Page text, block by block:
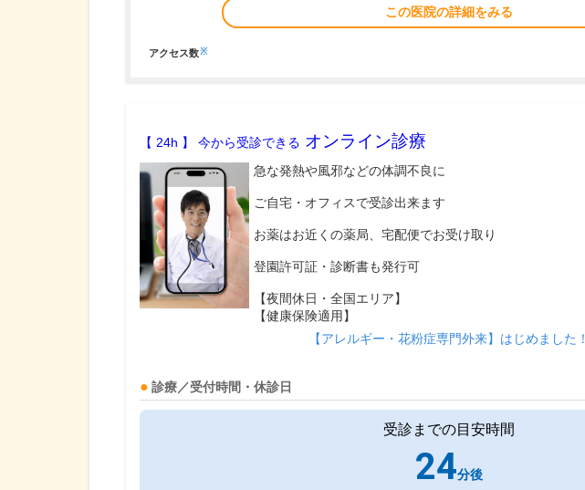
この医院の詳細をみる
アクセス数※
【 24h 】 今から受診できる オンライン診療
急な発熱や風邪などの体調不良に
ご自宅・オフィスで受診出来ます
お薬はお近くの薬局、宅配便でお受け取り
登園許可証・診断書も発行可
【夜間休日・全国エリア】
【健康保険適用】
【アレルギー・花粉症専門外来】はじめました！
診療／受付時間・休診日
受診までの目安時間
24分後